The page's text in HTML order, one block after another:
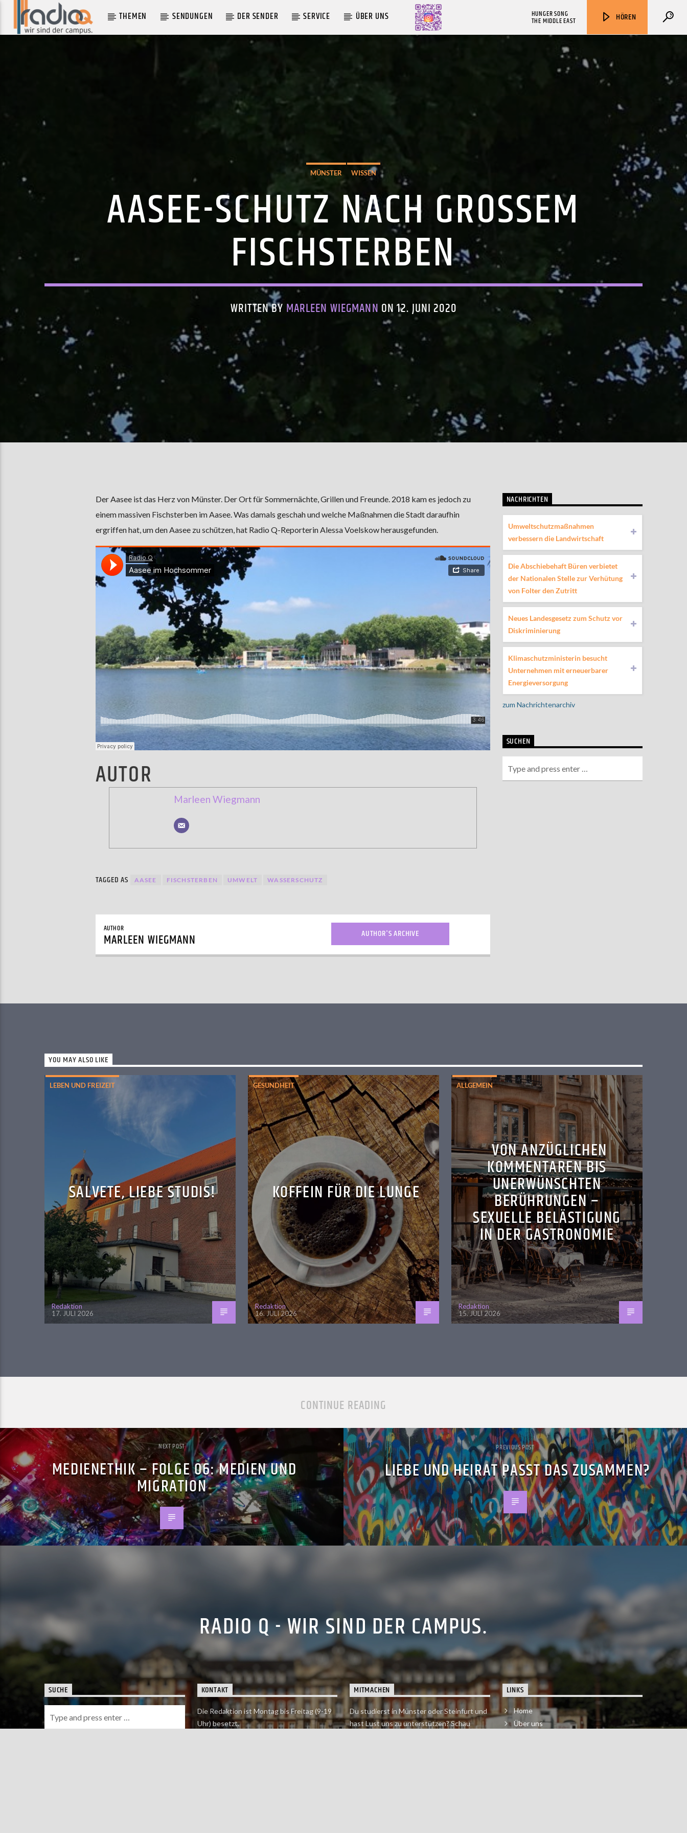
THEMEN SENDUNGEN DER SENDER SERVICE ÜBER UNS HÖREN
HUNGER SONG
THE MIDDLE EAST
103,9 MHz
MÜNSTER WISSEN
AASEE-SCHUTZ NACH GROSSEM F
ISCHSTERBEN
WRITTEN BY MARLEEN WIEGMANN ON 12. JUNI 2020
Der Aasee ist das Herz von Münster. Der Ort für Sommernächte, Grillen und Freunde. 2018 kam es jedoch zu
einem massiven Fischsterben im Aasee. Was damals geschah und welche Maßnahmen die Stadt daraufhin
ergriffen hat, um den Aasee zu schützen, hat Radio Q-Reporterin Alessa Voelskow herausgefunden.
AUTOR
Marleen Wiegmann
TAGGED AS AASEE FISCHSTERBEN UMWELT WASSERSCHUTZ
AUTHOR
MARLEEN WIEGMANN AUTHOR'S ARCHIVE
NACHRICHTEN
Umweltschutzmaßnahmen
verbessern die Landwirtschaft
Die Abschiebehaft Büren verbietet
der Nationalen Stelle zur Verhütung
von Folter den Zutritt
Neues Landesgesetz zum Schutz vor
Diskriminierung
Klimaschutzministerin besucht
Unternehmen mit erneuerbarer
Energieversorgung
zum Nachrichtenarchiv
SUCHEN
YOU MAY ALSO LIKE
LEBEN UND FREIZEIT
SALVETE, LIEBE STUDIS!
Redaktion
17. JULI 2026
GESUNDHEIT
KOFFEIN FÜR DIE LUNGE
Redaktion
16. JULI 2026
ALLGEMEIN
VON ANZÜGLICHEN
KOMMENTAREN BIS
UNERWÜNSCHTEN
BERÜHRUNGEN –
SEXUELLE BELÄSTIGUNG
IN DER GASTRONOMIE
Redaktion
15. JULI 2026
CONTINUE READING
NEXT POST
MEDIENETHIK – FOLGE 06: MEDIEN UND
MIGRATION
PREVIOUS POST
LIEBE UND HEIRAT PASST DAS ZUSAMMEN?
RADIO Q - WIR SIND DER CAMPUS.
SUCHE KONTAKT
Die Redaktion ist Montag bis Freitag (9-19
Uhr) besetzt.
MITMACHEN
Du studierst in Münster oder Steinfurt und
hast Lust uns zu unterstützen? Schau
LINKS
Home
Über uns